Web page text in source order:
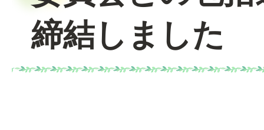
締結しました